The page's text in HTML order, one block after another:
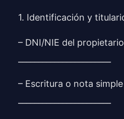
1. Identificación y
– DNI/NIE del
– Escritura o nota